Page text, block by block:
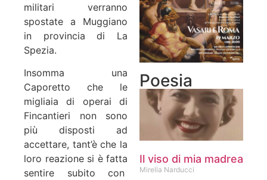
militari verranno
spostate a Muggiano
in provincia di La
Spezia.
Insomma una
Caporetto che le
migliaia di operai di
Fincantieri non sono
più disposti ad
accettare, tant’è che la
loro reazione si è fatta
sentire subito con
Poesia
Il viso di mia madrea
Mirella Narducci